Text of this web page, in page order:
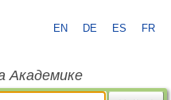
EN DE ES FR
Академике